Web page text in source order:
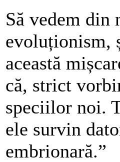
Să vedem din
evoluționism,
această
că, strict
speciilor noi.
ele survin
embrionară.”